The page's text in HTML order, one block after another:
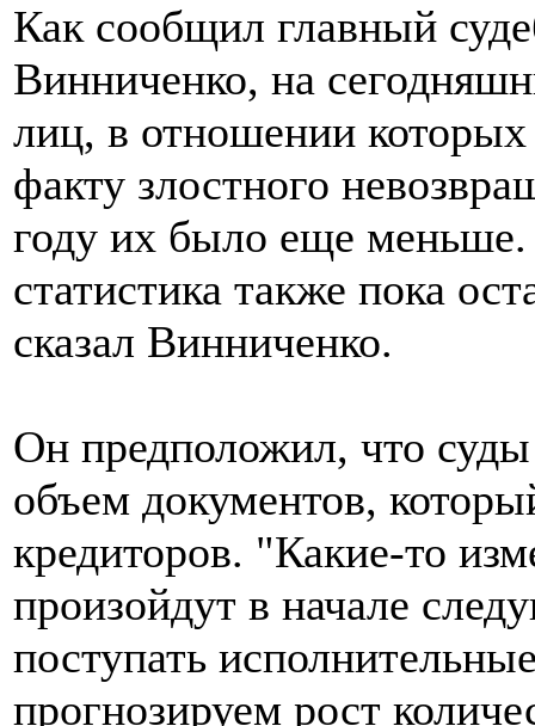
Как сообщил главный
Винниченко, на
лиц, в отношении
факту злостного
году их было еще
статистика также пока
сказал Винниченко.
Он предположил, что суды
объем документов,
кредиторов. "Какие-то
произойдут в начале
поступать
прогнозируем рост